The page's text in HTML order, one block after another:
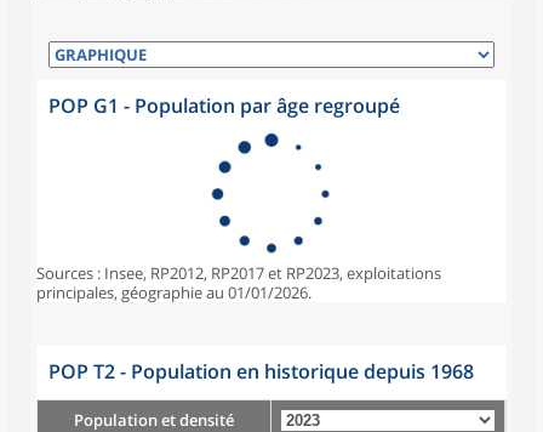
POP G1 - Population par âge regroupé
Sources : Insee, RP2012, RP2017 et RP2023, exploitations
principales, géographie au 01/01/2026.
POP T2 - Population en historique depuis 1968
Population et densité